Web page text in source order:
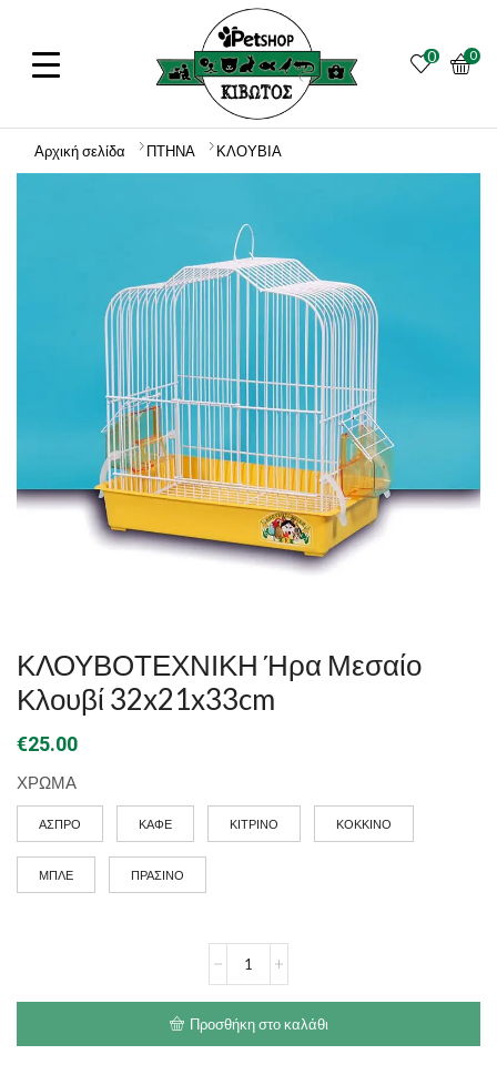
0 0
Αρχική σελίδα ΠΤΗΝΑ ΚΛΟΥΒΙΑ
ΚΛΟΥΒΟΤΕΧΝΙΚΗ Ήρα Μεσαίο
Κλουβί 32x21x33cm
€25.00
ΧΡΩΜΑ
ΑΣΠΡΟ ΚΑΦΕ ΚΙΤΡΙΝΟ ΚΟΚΚΙΝΟ
ΜΠΛΕ ΠΡΑΣΙΝΟ
32x21x33cm
ποσότητα
Προσθήκη στο καλάθι